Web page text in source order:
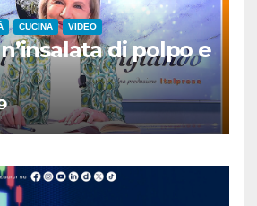
CUCINA VIDEO
di polpo e